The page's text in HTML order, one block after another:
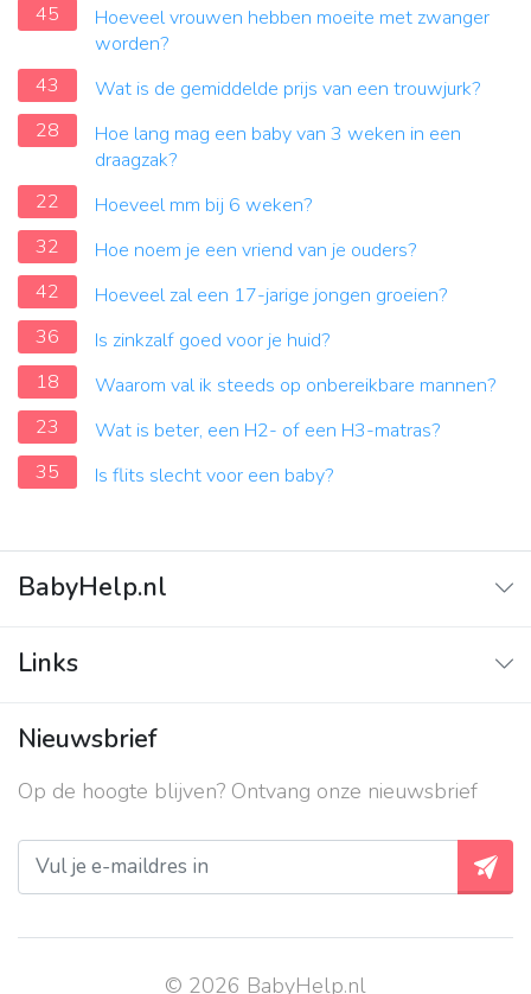
45
Hoeveel vrouwen hebben moeite met zwanger
worden?
43
Wat is de gemiddelde prijs van een trouwjurk?
28
Hoe lang mag een baby van 3 weken in een
draagzak?
22
Hoeveel mm bij 6 weken?
32
Hoe noem je een vriend van je ouders?
42
Hoeveel zal een 17-jarige jongen groeien?
36
Is zinkzalf goed voor je huid?
18
Waarom val ik steeds op onbereikbare mannen?
23
Wat is beter, een H2- of een H3-matras?
35
Is flits slecht voor een baby?
BabyHelp.nl
Vraag & Antwoord
Links
Contact
Over ons
Privacy beleid
Nieuwsbrief
Op de hoogte blijven? Ontvang onze nieuwsbrief
© 2026 BabyHelp.nl